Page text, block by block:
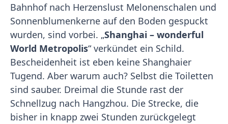
Bahnhof nach Herzenslust Melonenschalen und
Sonnenblumenkerne auf den Boden gespuckt
wurden, sind vorbei. „Shanghai – wonderful
World Metropolis“ verkündet ein Schild.
Bescheidenheit ist eben keine Shanghaier
Tugend. Aber warum auch? Selbst die Toiletten
sind sauber. Dreimal die Stunde rast der
Schnellzug nach Hangzhou. Die Strecke, die
bisher in knapp zwei Stunden zurückgelegt